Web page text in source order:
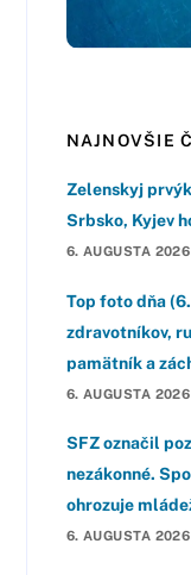
NAJNOVŠIE
Zelenskyj
Srbsko, Kyjev
6. AUGUSTA 2026
Top foto dňa
zdravotníkov,
pamätník a
6. AUGUSTA 2026
SFZ označil
nezákonné.
ohrozuje
6. AUGUSTA 2026